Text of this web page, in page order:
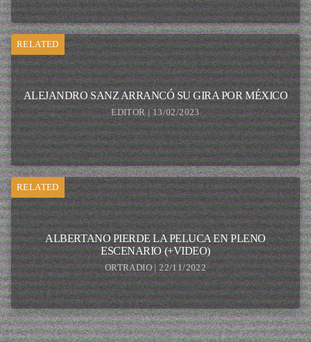
RELATED
ALEJANDRO SANZ ARRANCÓ SU GIRA POR MÉXICO
EDITOR | 13/02/2023
RELATED
ALBERTANO PIERDE LA PELUCA EN PLENO
ESCENARIO (+VIDEO)
ORTRADIO | 22/11/2022